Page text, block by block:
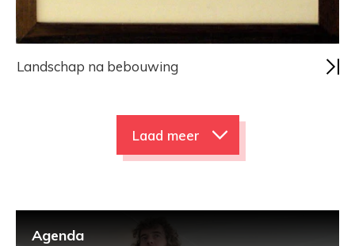
Landschap na bebouwing
Laad meer
Agenda